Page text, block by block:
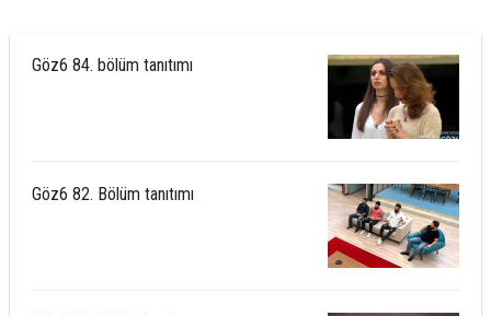
Göz6 84. bölüm tanıtımı
Göz6 82. Bölüm tanıtımı